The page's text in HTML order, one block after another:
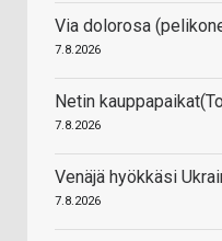
Via dolorosa
7.8.2026
Netin
7.8.2026
Venäjä hyökkäsi
7.8.2026